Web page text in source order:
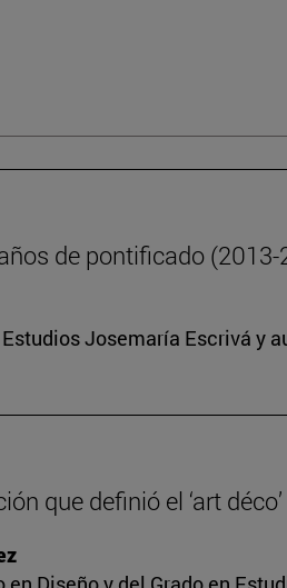
de pontificado
Josemaría Escrivá y
que definió el ‘art déco’